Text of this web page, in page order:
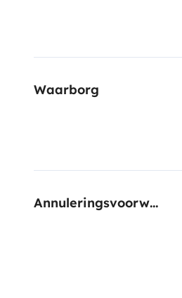
Waarborg
Annuleringsvoorwaarden